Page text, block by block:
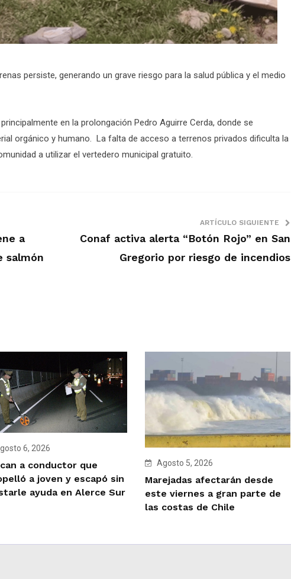
persiste, generando un grave riesgo para la salud pública y el medio
en la prolongación Pedro Aguirre Cerda, donde se
orgánico y humano. La falta de acceso a terrenos privados dificulta la
a utilizar el vertedero municipal gratuito.
a
salmón
ARTÍCULO SIGUIENTE
Conaf activa alerta “Botón Rojo” en San
Gregorio por riesgo de incendios
6, 2026
a conductor que
a joven y escapó sin
ayuda en Alerce Sur
Agosto 5, 2026
Marejadas afectarán desde
este viernes a gran parte de
las costas de Chile